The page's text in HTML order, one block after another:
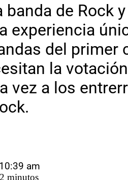
banda de Rock
experiencia
del primer
la
vez a los
10:39 am
minutos